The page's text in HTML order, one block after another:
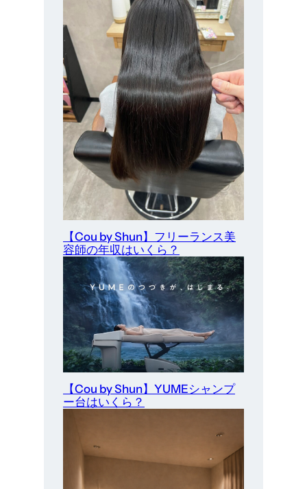
【Cou by Shun】フリーランス美
容師の年収はいくら？
【Cou by Shun】YUMEシャンプ
ー台はいくら？